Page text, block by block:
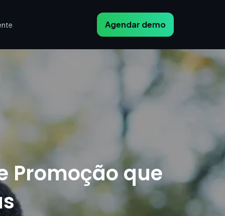
Agendar demo
Promoção que